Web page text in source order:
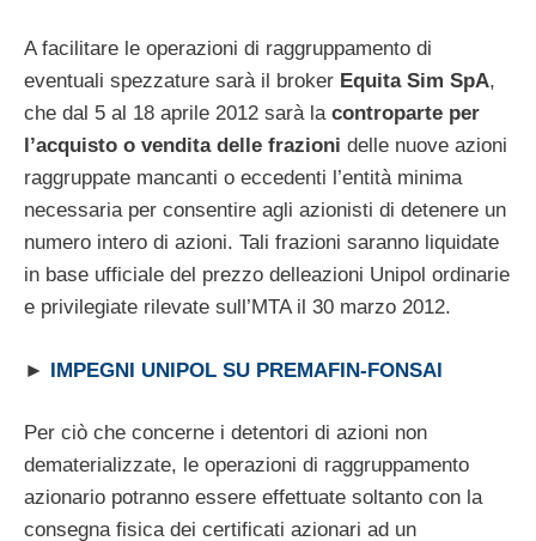
A facilitare le operazioni di raggruppamento di
eventuali spezzature sarà il broker Equita Sim SpA,
che dal 5 al 18 aprile 2012 sarà la controparte per
l’acquisto o vendita delle frazioni delle nuove azioni
raggruppate mancanti o eccedenti l’entità minima
necessaria per consentire agli azionisti di detenere un
numero intero di azioni. Tali frazioni saranno liquidate
in base ufficiale del prezzo delleazioni Unipol ordinarie
e privilegiate rilevate sull’MTA il 30 marzo 2012.
► IMPEGNI UNIPOL SU PREMAFIN-FONSAI
Per ciò che concerne i detentori di azioni non
dematerializzate, le operazioni di raggruppamento
azionario potranno essere effettuate soltanto con la
consegna fisica dei certificati azionari ad un